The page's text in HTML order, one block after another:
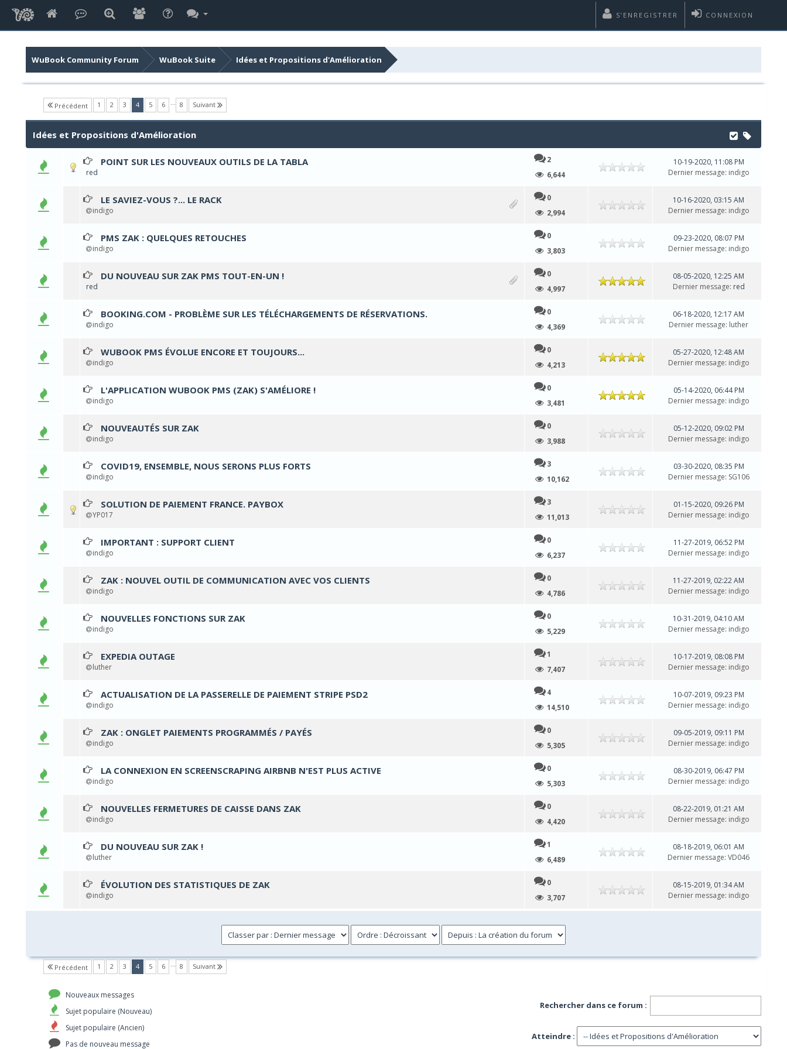
CONNEXION
S’ENREGISTRER
WuBook Community Forum WuBook Suite Idées et Propositions d'Amélioration
Précédent 1 2 3 4(current)
5 6 … 8 Suivant
Idées et Propositions d'Amélioration
POINT SUR LES NOUVEAUX OUTILS DE LA TABLA
red
2
6,644
0 Votes - 0 sur 5 en moyenne
1
10-19-2020, 11:08 PM
Dernier message: indigo
LE SAVIEZ-VOUS ?... LE RACK
indigo
0
2,994
10-16-2020, 03:15 AM
Dernier message: indigo
PMS ZAK : QUELQUES RETOUCHES
indigo
0
3,803
09-23-2020, 08:07 PM
Dernier message: indigo
DU NOUVEAU SUR ZAK PMS TOUT-EN-UN !
red
0
4,997
1 Votes - 5 sur 5 en moyenne
08-05-2020, 12:25 AM
Dernier message: red
BOOKING.COM - PROBLÈME SUR LES TÉLÉCHARGEMENTS DE RÉSERVATIONS.
indigo
0
4,369
0 Votes - 0 sur 5 en moyenne
12345
06-18-2020, 12:17 AM
Dernier message: luther
WUBOOK PMS ÉVOLUE ENCORE ET TOUJOURS...
indigo
0
4,213
1 Votes - 5 sur 5 en moyenne
05-27-2020, 12:48 AM
Dernier message: indigo
L'APPLICATION WUBOOK PMS (ZAK) S'AMÉLIORE !
indigo
0
3,481
1 Votes - 5 sur 5 en moyenne
1 2
05-14-2020, 06:44 PM
Dernier message: indigo
NOUVEAUTÉS SUR ZAK
indigo
0
3,988
05-12-2020, 09:02 PM
Dernier message: indigo
COVID19, ENSEMBLE, NOUS SERONS PLUS FORTS
indigo
3
10,162
0 Votes - 0 sur 5 en moyenne
1
03-30-2020, 08:35 PM
Dernier message: SG106
SOLUTION DE PAIEMENT FRANCE. PAYBOX
YP017
3
11,013
0 Votes - 0 sur 5 en moyenne
01-15-2020, 09:26 PM
Dernier message: indigo
IMPORTANT : SUPPORT CLIENT
indigo
0
6,237
11-27-2019, 06:52 PM
Dernier message: indigo
ZAK : NOUVEL OUTIL DE COMMUNICATION AVEC VOS CLIENTS
indigo
0
4,786
0 Votes - 0 sur 5 en moyenne
1 2345
11-27-2019, 02:22 AM
Dernier message: indigo
NOUVELLES FONCTIONS SUR ZAK
indigo
0
5,229
10-31-2019, 04:10 AM
Dernier message: indigo
EXPEDIA OUTAGE
luther
1
7,407
10-17-2019, 08:08 PM
Dernier message: indigo
ACTUALISATION DE LA PASSERELLE DE PAIEMENT STRIPE PSD2
indigo
4
14,510
0 Votes - 0 sur 5 en moyenne
1 2345
10-07-2019, 09:23 PM
Dernier message: indigo
ZAK : ONGLET PAIEMENTS PROGRAMMÉS / PAYÉS
indigo
0
5,305
0 Votes - 0 sur 5 en moyenne
1
09-05-2019, 09:11 PM
Dernier message: indigo
LA CONNEXION EN SCREENSCRAPING AIRBNB N'EST PLUS ACTIVE
indigo
0
5,303
0 Votes - 0 sur 5 en moyenne
12 3 5
08-30-2019, 06:47 PM
Dernier message: indigo
NOUVELLES FERMETURES DE CAISSE DANS ZAK
indigo
0
4,420
0 Votes - 0 sur 5 en moyenne
08-22-2019, 01:21 AM
Dernier message: indigo
DU NOUVEAU SUR ZAK !
luther
1
6,489
08-18-2019, 06:01 AM
Dernier message: VD046
ÉVOLUTION DES STATISTIQUES DE ZAK
indigo
0
3,707
0 Votes - 0 sur 5 en moyenne
08-15-2019, 01:34 AM
Dernier message: indigo
Précédent 1 2 3 4(current)
5 6 … 8 Suivant
Nouveaux messages
Sujet populaire (Nouveau)
Sujet populaire (Ancien)
Pas de nouveau message
Rechercher dans ce forum :
Atteindre :